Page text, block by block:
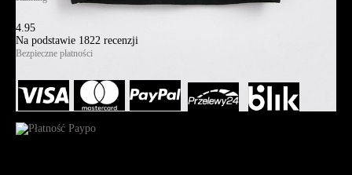
4.95
Na podstawie 1822 recenzji
Bezpieczne płatności